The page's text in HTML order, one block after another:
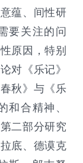
蕴、间性研
要关注的问
原因，特别
对《乐记》
秋》与《乐
和合精神、
二部分研究
底、德谟克